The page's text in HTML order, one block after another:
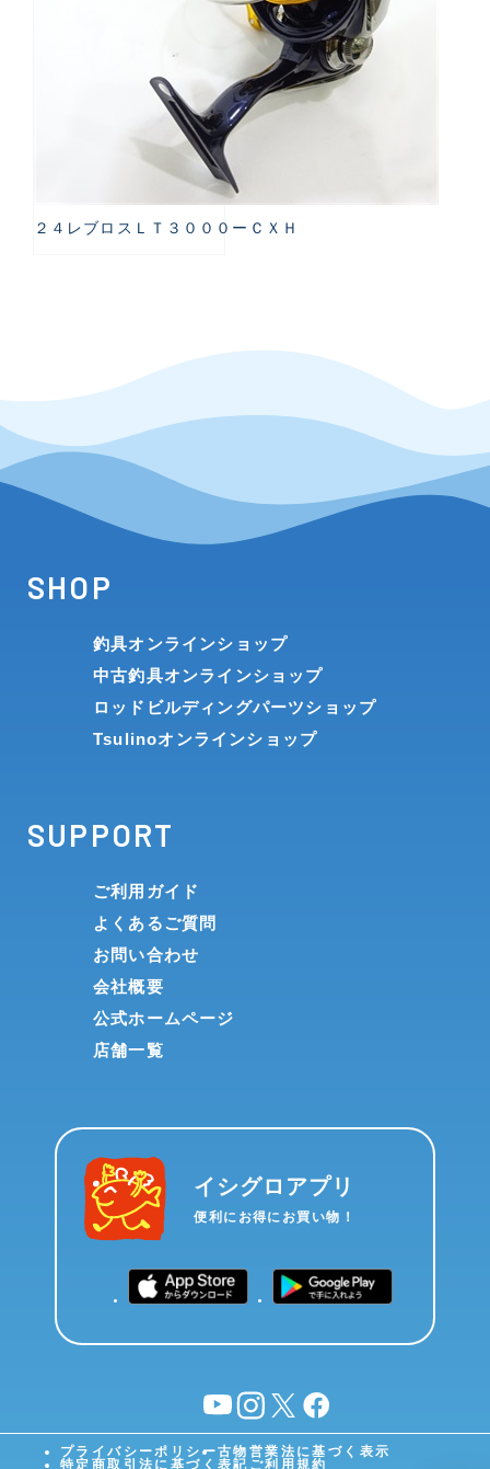
２４レブロスＬＴ３０００ーＣＸＨ
SHOP
釣具オンラインショップ
中古釣具オンラインショップ
ロッドビルディングパーツショップ
Tsulinoオンラインショップ
SUPPORT
ご利用ガイド
よくあるご質問
お問い合わせ
会社概要
公式ホームページ
店舗一覧
イシグロアプリ
便利にお得にお買い物！
YouTubeinstagram
X facebook
プライバシーポリシー古物営業法に基づく表示
特定商取引法に基づく表記 ご利用規約